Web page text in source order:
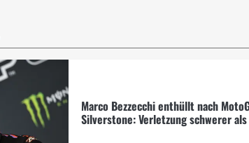
Marco Bezzecchi enthüllt nach
Silverstone: Verletzung schwerer